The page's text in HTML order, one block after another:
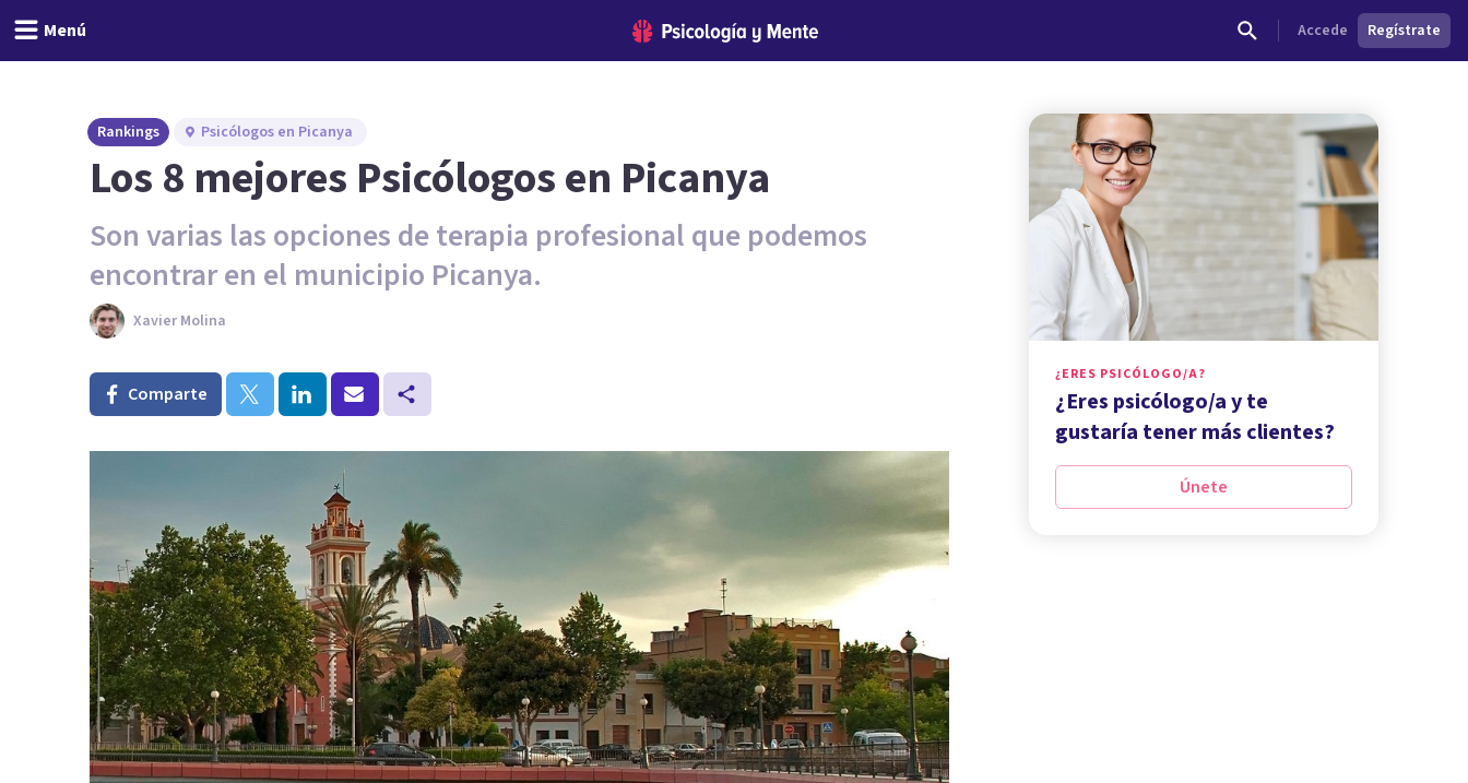
Menú Accede Regístrate
Rankings Psicólogos en Picanya
Los 8 mejores Psicólogos en Picanya
Son varias las opciones de terapia profesional que podemos
encontrar en el municipio Picanya.
Xavier Molina
Comparte
¿ERES PSICÓLOGO/A?
¿Eres psicólogo/a y te
gustaría tener más clientes?
Únete